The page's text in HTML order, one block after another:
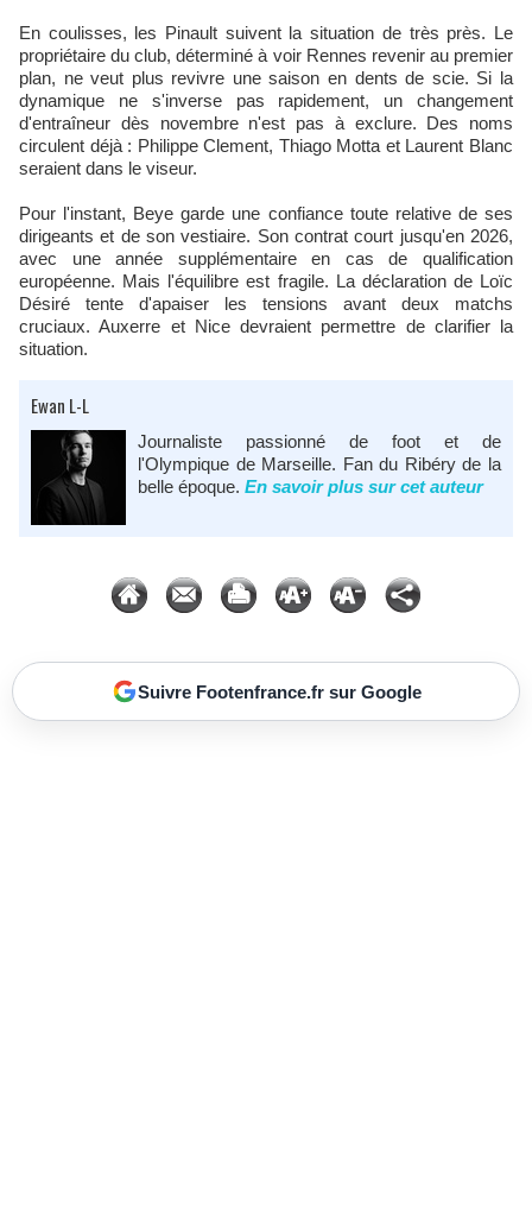
En coulisses, les Pinault suivent la situation de très près. Le
propriétaire du club, déterminé à voir Rennes revenir au premier
plan, ne veut plus revivre une saison en dents de scie. Si la
dynamique ne s'inverse pas rapidement, un changement
d'entraîneur dès novembre n'est pas à exclure. Des noms
circulent déjà : Philippe Clement, Thiago Motta et Laurent Blanc
seraient dans le viseur.​
Pour l'instant, Beye garde une confiance toute relative de ses
dirigeants et de son vestiaire. Son contrat court jusqu'en 2026,
avec une année supplémentaire en cas de qualification
européenne. Mais l'équilibre est fragile. La déclaration de Loïc
Désiré tente d'apaiser les tensions avant deux matchs
cruciaux. Auxerre et Nice devraient permettre de clarifier la
situation.
Ewan L-L
Journaliste passionné de foot et de
l'Olympique de Marseille. Fan du Ribéry de la
belle époque. En savoir plus sur cet auteur
Suivre Footenfrance.fr sur Google